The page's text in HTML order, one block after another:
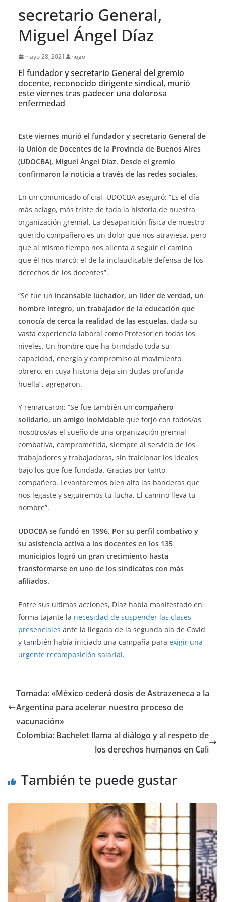
secretario General,
Miguel Ángel Díaz
mayo 28, 2021 hugo
El fundador y secretario General del gremio
docente, reconocido dirigente sindical, murió
este viernes tras padecer una dolorosa
enfermedad
Este viernes murió el fundador y secretario General de
la Unión de Docentes de la Provincia de Buenos Aires
(UDOCBA), Miguel Ángel Díaz. Desde el gremio
confirmaron la noticia a través de las redes sociales.
En un comunicado oficial, UDOCBA aseguró: “Es el día
más aciago, más triste de toda la historia de nuestra
organización gremial. La desaparición física de nuestro
querido compañero es un dolor que nos atraviesa, pero
que al mismo tiempo nos alienta a seguir el camino
que él nos marcó: el de la inclaudicable defensa de los
derechos de los docentes”.
“Se fue un incansable luchador, un líder de verdad, un
hombre íntegro, un trabajador de la educación que
conocía de cerca la realidad de las escuelas, dada su
vasta experiencia laboral como Profesor en todos los
niveles. Un hombre que ha brindado toda su
capacidad, energía y compromiso al movimiento
obrero, en cuya historia deja sin dudas profunda
huella”, agregaron.
Y remarcaron: “Se fue también un compañero
solidario, un amigo inolvidable que forjó con todos/as
nosotros/as el sueño de una organización gremial
combativa, comprometida, siempre al servicio de los
trabajadores y trabajadoras, sin traicionar los ideales
bajo los que fue fundada. Gracias por tanto,
compañero. Levantaremos bien alto las banderas que
nos legaste y seguiremos tu lucha. El camino lleva tu
nombre”.
UDOCBA se fundó en 1996. Por su perfil combativo y
su asistencia activa a los docentes en los 135
municipios logró un gran crecimiento hasta
transformarse en uno de los sindicatos con más
afiliados.
Entre sus últimas acciones, Díaz había manifestado en
forma tajante la necesidad de suspender las clases
presenciales ante la llegada de la segunda ola de Covid
y también había iniciado una campaña para exigir una
urgente recomposición salarial.
Tomada: «México cederá dosis de Astrazeneca a la
Argentina para acelerar nuestro proceso de
vacunación»
Colombia: Bachelet llama al diálogo y al respeto de
los derechos humanos en Cali
También te puede gustar